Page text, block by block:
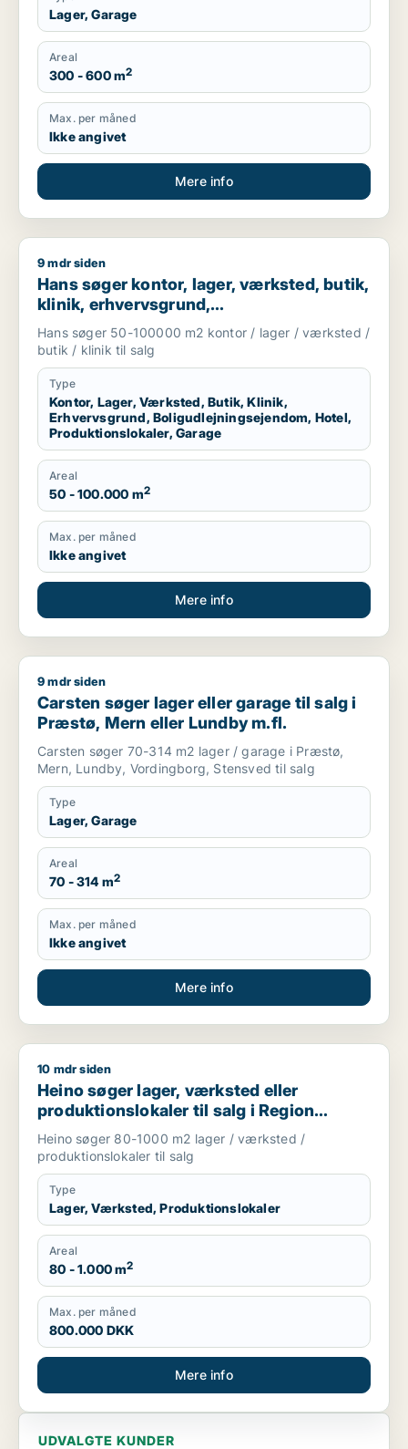
Lager, Garage
Areal
300 - 600 m2
Max. per måned
Ikke angivet
Mere info
Hans søger kontor, lager, værksted, butik, klinik,
9 mdr siden
Hans søger kontor, lager, værksted, butik,
klinik, erhvervsgrund,
boligudlejningsejendom, hotel,
produktionslokaler eller garage til salg i
Region Sjælland
Hans søger 50-100000 m2 kontor / lager / værksted /
butik / klinik til salg
Type
Kontor, Lager, Værksted, Butik, Klinik,
Erhvervsgrund, Boligudlejningsejendom, Hotel,
Produktionslokaler, Garage
Areal
50 - 100.000 m2
Max. per måned
Ikke angivet
Mere info
Carsten søger lager eller garage til salg i Præstø, Mern eller
9 mdr siden
Carsten søger lager eller garage til salg i
Præstø, Mern eller Lundby m.fl.
Carsten søger 70-314 m2 lager / garage i Præstø,
Mern, Lundby, Vordingborg, Stensved til salg
Type
Lager, Garage
Areal
70 - 314 m2
Max. per måned
Ikke angivet
Mere info
Heino søger lager, værksted eller produktionslokaler til salg
10 mdr siden
Heino søger lager, værksted eller
produktionslokaler til salg i Region
Sjælland
Heino søger 80-1000 m2 lager / værksted /
produktionslokaler til salg
Type
Lager, Værksted, Produktionslokaler
Areal
80 - 1.000 m2
Max. per måned
800.000 DKK
Mere info
UDVALGTE KUNDER